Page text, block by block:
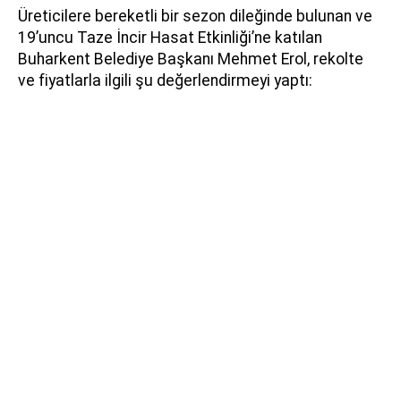
Üreticilere bereketli bir sezon dileğinde bulunan ve
19’uncu Taze İncir Hasat Etkinliği’ne katılan
Buharkent Belediye Başkanı Mehmet Erol, rekolte
ve fiyatlarla ilgili şu değerlendirmeyi yaptı: